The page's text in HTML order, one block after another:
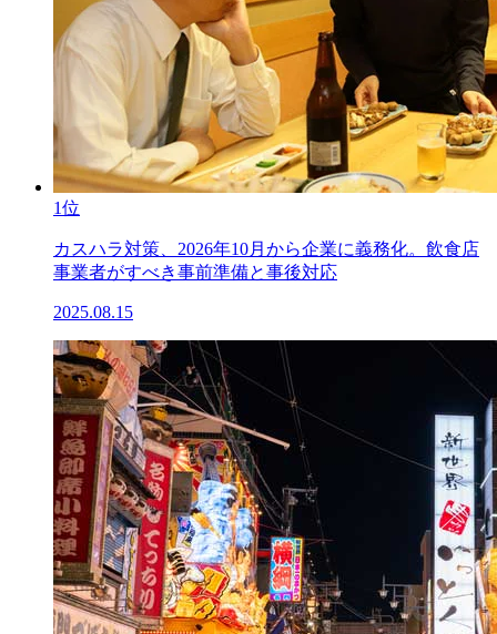
1位
カスハラ対策、2026年10月から企業に義務化。飲食店
事業者がすべき事前準備と事後対応
2025.08.15